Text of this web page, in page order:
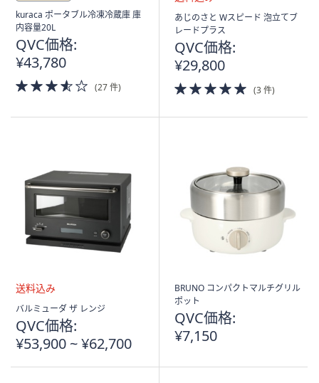
kuraca ポータブル冷凍冷蔵庫 庫
内容量20L
QVC価格:
¥43,780
3.5
of
Stars
(27 件)
送
料
み
あじのさと Wスピード 泡立てブ
レードプラス
QVC価格:
¥29,800
5.0
of
(3 件)
送
込
み
バルミューダ ザ レンジ
QVC価格:
¥53,900 ~ ¥62,700
BRUNO コンパクトマルチグリル
ポット
QVC価格:
¥7,150